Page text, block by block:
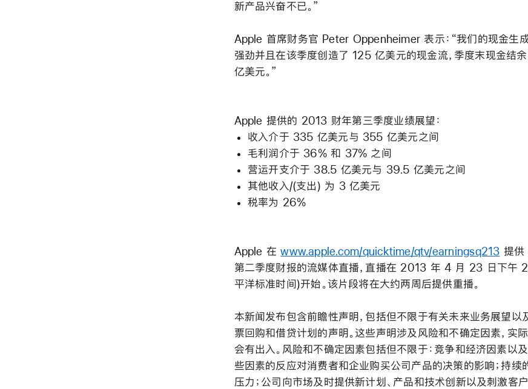
新产品兴奋不已。”
Apple 首席财务官 Peter Oppenheimer 表示：“我们的现金生
强劲并且在该季度创造了 125 亿美元的现金流，季度末现金结
亿美元。”
Apple 提供的 2013 财年第三季度业绩展望：
收入介于 335 亿美元与 355 亿美元之间
毛利润介于 36% 和 37% 之间
营运开支介于 38.5 亿美元与 39.5 亿美元之间
其他收入/(支出) 为 3 亿美元
税率为 26%
Apple 在www.apple.com/quicktime/qtv/earningsq213 提供
第二季度财报的流媒体直播，直播在 2013 年 4 月 23 日下午
平洋标准时间)开始。该片段将在大约两周后提供重播。
本新闻发布包含前瞻性声明，包括但不限于有关未来业务展望以
票回购和借贷计划的声明。这些声明涉及风险和不确定因素，实
会有出入。风险和不确定因素包括但不限于：竞争和经济因素以
些因素的反应对消费者和企业购买公司产品的决策的影响；持续
压力；公司向市场及时提供新计划、产品和技术创新以及刺激客